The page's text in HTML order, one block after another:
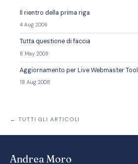
Il rientro della prima riga
4 Aug 2006
Tutta questione di faccia
8 May 2009
Aggiornamento per Live Webmaster Tool
18 Aug 2008
← TUTTI GLI ARTICOLI
Andrea Moro